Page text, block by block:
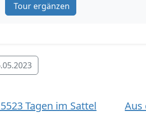
Tour ergänzen
Tagen im Sattel Aus